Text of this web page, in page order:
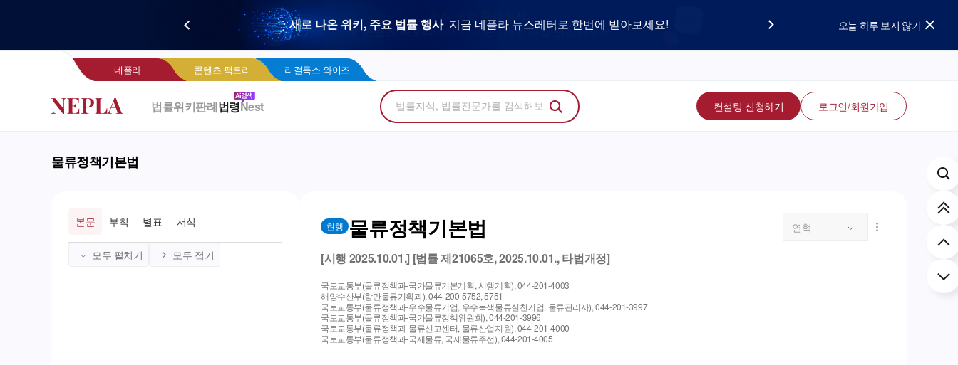
우리 로펌 홈페이지,
콘텐츠 팩토리에서 기고문 1개로 매일 연성하세요.
새로 나온 위키, 주요 법률 행사 지금 네플라 뉴스레터로 한번에 받아보세요!
LegalDocs
Wise 리걸독스 와이즈프로 사전등록 신청하기
네플라 광고 문의 법률 소비자에게 지금 당신의 브랜드를 보여주세요! 오늘 하루 보지 않기
네플라 콘텐츠 팩토리 리걸독스 와이즈
법률위키판례법령Nest 컨설팅 신청하기 로그인/회원가입
물류정책기본법
본문 부칙 별표 서식
모두 펼치기 모두 접기
현행 물류정책기본법 연혁
[시행 2025.10.01.] [법률 제21065호, 2025.10.01., 타법개정]
국토교통부(물류정책과-국가물류기본계획, 시행계획), 044-201-4003
해양수산부(항만물류기획과), 044-200-5752, 5751
국토교통부(물류정책과-우수물류기업, 우수녹색물류실천기업, 물류관리사), 044-201-3997
국토교통부(물류정책과-국가물류정책위원회), 044-201-3996
국토교통부(물류정책과-물류신고센터, 물류산업지원), 044-201-4000
국토교통부(물류정책과-국제물류, 국제물류주선), 044-201-4005